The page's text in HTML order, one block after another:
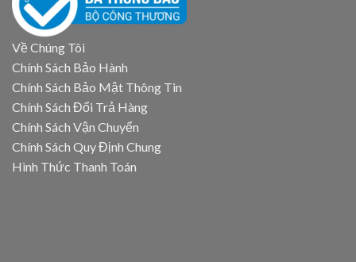
Về Chúng Tôi
Chính Sách Bảo Hành
Chính Sách Bảo Mật Thông Tin
Chính Sách Đổi Trả Hàng
Chính Sách Vận Chuyển
Chính Sách Quy Định Chung
Hình Thức Thanh Toán